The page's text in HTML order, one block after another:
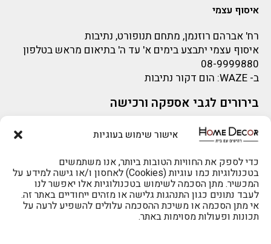
אישור שימוש בעוגיות
כדי לספק את החוויות הטובות ביותר, אנו משתמשים
בטכנולוגיות כמו עוגיות (Cookies) לאחסון ו/או גישה למידע על
המכשיר. מתן הסכמה לשימוש בטכנולוגיות אלו יאפשר לנו
לעבד נתונים כגון התנהגות גלישה או מזהים ייחודיים באתר זה.
אי מתן הסכמה או משיכת ההסכמה עלולים להשפיע לרעה על
תכונות ופעולות מסוימות באתר.
איסוף עצמי
רח' אברהם רוזנמן, מתחם תנופורט, נתיבות
איסוף עצמי יתבצע בימים א' עד ה' בתיאום מראש בטלפון
08-9999880
ב- WAZE: הום דקור נתיבות
בירורים לגבי אספקה ורכישה
בירור לגבי אספקה -ניתן לפנות למייל:
sigal@home-decor.co.il
פניות לפני רכישה – ניתן לפנות למייל: omer@home-
decor.co.il
לרכישה טלפונית: 073-2002666